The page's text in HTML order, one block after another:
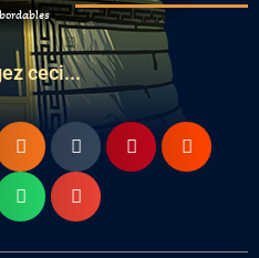
ceci...